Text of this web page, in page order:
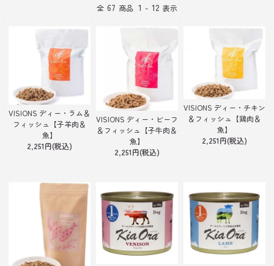
全 67 商品 1 - 12 表示
VISIONS ディー・ラム＆
フィッシュ【子羊肉＆
魚】
2,251円(税込)
VISIONS ディー・ビーフ
＆フィッシュ【子牛肉＆
魚】
2,251円(税込)
VISIONS ディー・チキン
＆フィッシュ【鶏肉＆
魚】
2,251円(税込)